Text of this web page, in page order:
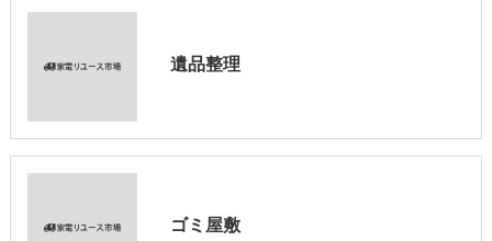
遺品整理
ゴミ屋敷